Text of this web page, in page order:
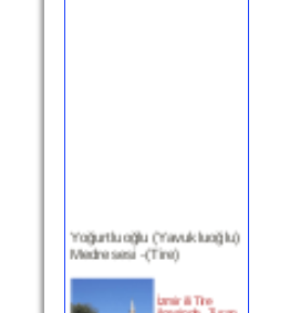
Medresesi -(Tire)
ilçesinde, Turan